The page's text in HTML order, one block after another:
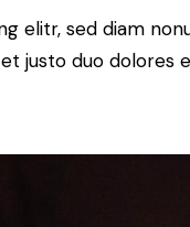
elitr, sed diam
justo duo